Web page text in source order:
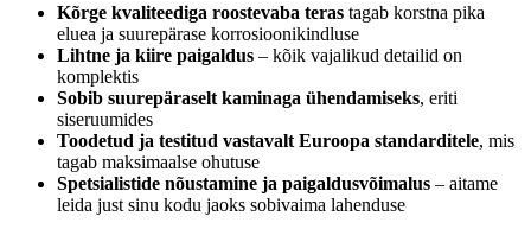
Kõrge kvaliteediga roostevaba teras tagab korstna pika
eluea ja suurepärase korrosioonikindluse
Lihtne ja kiire paigaldus – kõik vajalikud detailid on
komplektis
Sobib suurepäraselt kaminaga ühendamiseks, eriti
siseruumides
Toodetud ja testitud vastavalt Euroopa standarditele, mis
tagab maksimaalse ohutuse
Spetsialistide nõustamine ja paigaldusvõimalus – aitame
leida just sinu kodu jaoks sobivaima lahenduse